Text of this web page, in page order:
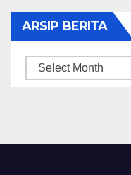
ARSIP BERITA
ARSIP